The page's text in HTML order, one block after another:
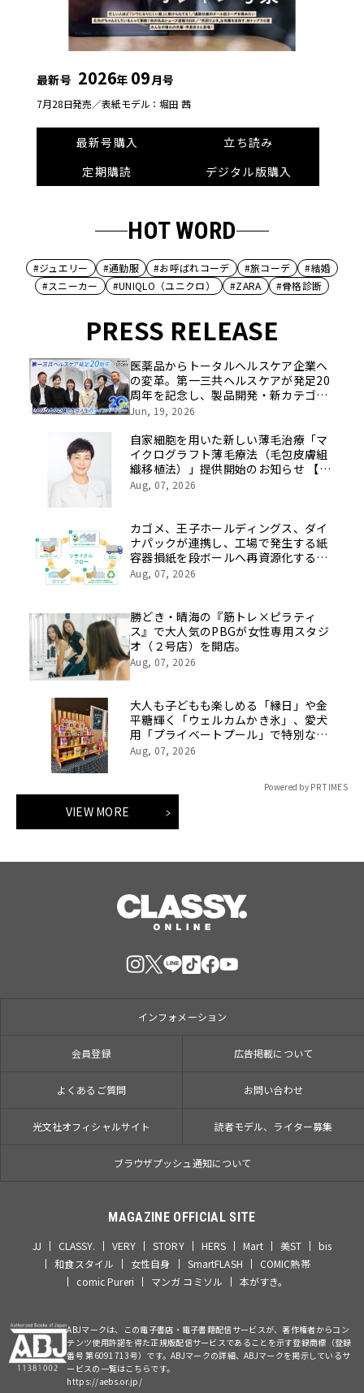
最新号 2026年 09月号
7月28日発売／表紙モデル：堀田 茜
最新号購入
立ち読み
定期購読
デジタル版購入
HOT WORD
#ジュエリー #通勤服 #お呼ばれコーデ #旅コーデ
#結婚
#スニーカー
#UNIQLO（ユニクロ） #ZARA #骨格診断
PRESS RELEASE
医薬品からトータルヘルスケア企業へ
の変革。第一三共ヘルスケアが発足20
周年を記念し、製品開発・新カテゴリ
挑戦の舞台や旧社統合時のエピソード
像を公開！
Jun, 19, 2026
自家細胞を用いた新しい薄毛治療「マ
イクログラフト薄毛療法（毛包皮膚組
織移植法）」提供開始のお知らせ 【医
療法人社団 青真会 青山エルクリニ
Aug, 07, 2026
カゴメ、王子ホールディングス、ダイ
ナパックが連携し、工場で発生する紙
容器損紙を段ボールへ再資源化する実
証を開始
Aug, 07, 2026
勝どき・晴海の『筋トレ×ピラティ
ス』で大人気のPBGが女性専用スタジ
オ（２号店）を開店。
Aug, 07, 2026
大人も子どもも楽しめる「縁日」や金
平糖輝く「ウェルカムかき氷」、愛犬
用「プライベートプール」で特別な夏
休みをお届け
Aug, 07, 2026
Powered by PR TIMES
VIEW MORE
インフォメーション
会員登録 広告掲載について
よくあるご質問 お問い合わせ
光文社オフィシャルサイト 読者モデル、ライター募集
ブラウザプッシュ通知について
MAGAZINE OFFICIAL SITE
JJ CLASSY. VERY STORY HERS Mart 美ST
bis
和食スタイル
女性自身 SmartFLASH
COMIC熱帯
comic Pureri
マンガ コミソル 本がすき。
ABJマークは、この電子書店・電子書籍配信サービスが、著作権者からコン
テンツ使用許諾を得た正規版配信サービスであることを示す登録商標（登録
番号 第6091713号）です。ABJマークの詳細、ABJマークを掲示しているサ
ービスの一覧はこちらです。
https://aebs.or.jp/